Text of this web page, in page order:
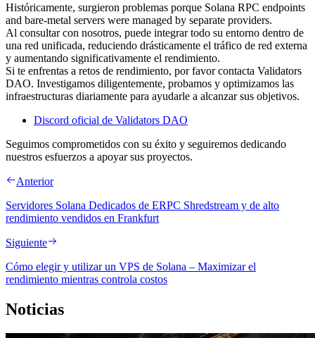
Históricamente, surgieron problemas porque Solana RPC endpoints
and bare-metal servers were managed by separate providers.
Al consultar con nosotros, puede integrar todo su entorno dentro de
una red unificada, reduciendo drásticamente el tráfico de red externa
y aumentando significativamente el rendimiento.
Si te enfrentas a retos de rendimiento, por favor contacta Validators
DAO. Investigamos diligentemente, probamos y optimizamos las
infraestructuras diariamente para ayudarle a alcanzar sus objetivos.
Discord oficial de Validators DAO
Seguimos comprometidos con su éxito y seguiremos dedicando
nuestros esfuerzos a apoyar sus proyectos.
Anterior
Servidores Solana Dedicados de ERPC Shredstream y de alto
rendimiento vendidos en Frankfurt
Siguiente
Cómo elegir y utilizar un VPS de Solana – Maximizar el
rendimiento mientras controla costos
Noticias